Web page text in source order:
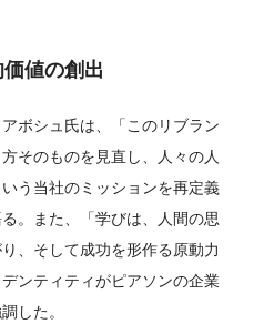
値の創出
ボシュ氏は、「このリブラン
そのものを見直し、人々の人
う当社のミッションを再定義
。また、「学びは、人間の思
、そして成功を形作る原動力
ンティティがピアソンの企業
した。